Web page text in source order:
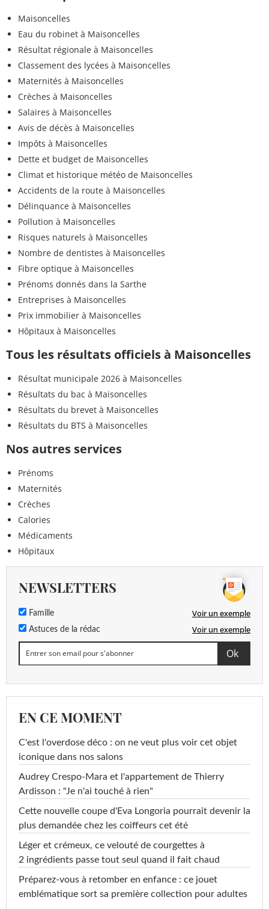
Maisoncelles
Eau du robinet à Maisoncelles
Résultat régionale à Maisoncelles
Classement des lycées à Maisoncelles
Maternités à Maisoncelles
Crèches à Maisoncelles
Salaires à Maisoncelles
Avis de décès à Maisoncelles
Impôts à Maisoncelles
Dette et budget de Maisoncelles
Climat et historique météo de Maisoncelles
Accidents de la route à Maisoncelles
Délinquance à Maisoncelles
Pollution à Maisoncelles
Risques naturels à Maisoncelles
Nombre de dentistes à Maisoncelles
Fibre optique à Maisoncelles
Prénoms donnés dans la Sarthe
Entreprises à Maisoncelles
Prix immobilier à Maisoncelles
Hôpitaux à Maisoncelles
Tous les résultats officiels à Maisoncelles
Résultat municipale 2026 à Maisoncelles
Résultats du bac à Maisoncelles
Résultats du brevet à Maisoncelles
Résultats du BTS à Maisoncelles
Nos autres services
Prénoms
Maternités
Crèches
Calories
Médicaments
Hôpitaux
NEWSLETTERS
Famille Voir un exemple
Astuces de la rédac Voir un exemple
EN CE MOMENT
C'est l'overdose déco : on ne veut plus voir cet objet
iconique dans nos salons
Audrey Crespo-Mara et l'appartement de Thierry
Ardisson : "Je n'ai touché à rien"
Cette nouvelle coupe d'Eva Longoria pourrait devenir la
plus demandée chez les coiffeurs cet été
Léger et crémeux, ce velouté de courgettes à
2 ingrédients passe tout seul quand il fait chaud
Préparez-vous à retomber en enfance : ce jouet
emblématique sort sa première collection pour adultes